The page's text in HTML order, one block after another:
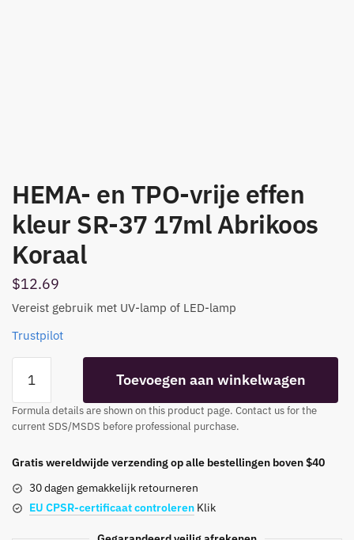
HEMA- en TPO-vrije effen
kleur SR-37 17ml Abrikoos
Koraal
$12.69
Vereist gebruik met UV-lamp of LED-lamp
Trustpilot
FREE
SOLID
COLOR
37
Apricot
Coral
Toevoegen aan winkelwagen
Formula details are shown on this product page. Contact us for the
current SDS/MSDS before professional purchase.
Gratis wereldwijde verzending op alle bestellingen boven $40
30 dagen gemakkelijk retourneren
EU CPSR-certificaat controleren Klik